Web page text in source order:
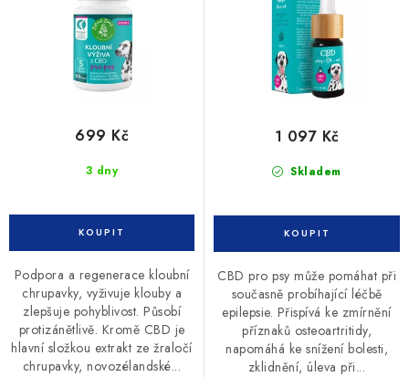
3 dny
699 Kč
Podpora a regenerace kloubní
chrupavky, vyživuje klouby a
zlepšuje pohyblivost. Působí
protizánětlivě. Kromě CBD je
hlavní složkou extrakt ze žraločí
chrupavky, novozélandské...
Skladem
1 097 Kč
CBD pro psy může pomáhat při
současně probíhající léčbě
epilepsie. Přispívá ke zmírnění
příznaků osteoartritidy,
napomáhá ke snížení bolesti,
zklidnění, úleva při...